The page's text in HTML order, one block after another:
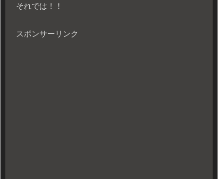
それでは！！
スポンサーリンク